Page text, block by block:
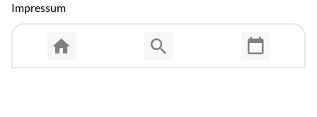
Impressum
Allgemeine Nutzungsbedingungen